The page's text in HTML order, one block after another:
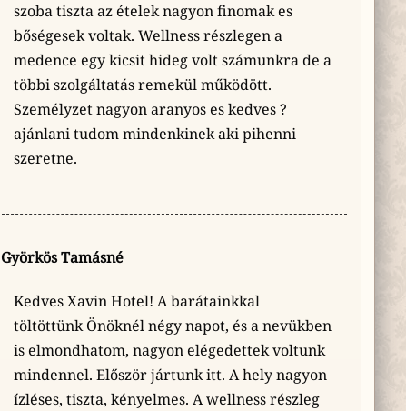
szoba tiszta az ételek nagyon finomak es
bőségesek voltak. Wellness részlegen a
medence egy kicsit hideg volt számunkra de a
többi szolgáltatás remekül működött.
Személyzet nagyon aranyos es kedves ?
ajánlani tudom mindenkinek aki pihenni
szeretne.
Györkös Tamásné
Kedves Xavin Hotel! A barátainkkal
töltöttünk Önöknél négy napot, és a nevükben
is elmondhatom, nagyon elégedettek voltunk
mindennel. Először jártunk itt. A hely nagyon
ízléses, tiszta, kényelmes. A wellness részleg